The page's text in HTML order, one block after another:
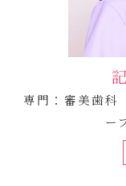
専門：審美歯科
ー